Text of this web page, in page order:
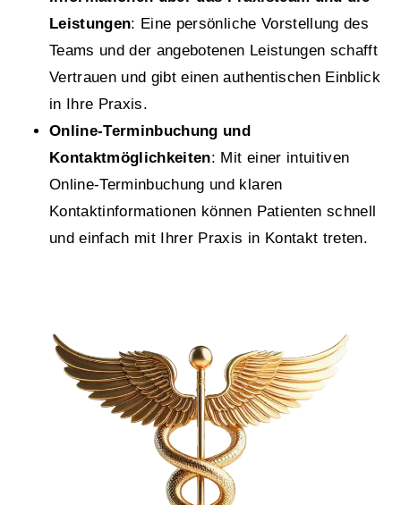
Leistungen: Eine persönliche Vorstellung des
Teams und der angebotenen Leistungen schafft
Vertrauen und gibt einen authentischen Einblick
in Ihre Praxis.
Online-Terminbuchung und
Kontaktmöglichkeiten: Mit einer intuitiven
Online-Terminbuchung und klaren
Kontaktinformationen können Patienten schnell
und einfach mit Ihrer Praxis in Kontakt treten.